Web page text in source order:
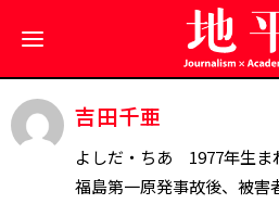
吉田千亜
よしだ・ちあ 1977年生ま
福島第一原発事故後、被害